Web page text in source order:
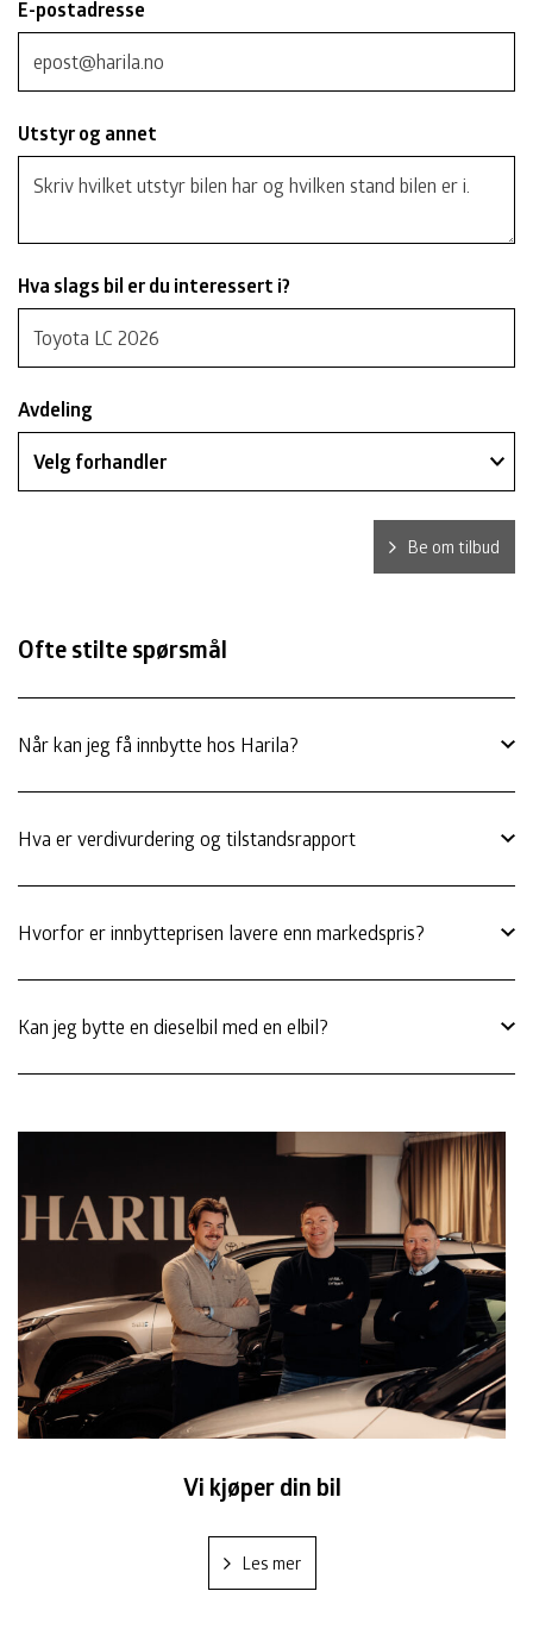
E-postadresse
Utstyr og annet
Hva slags bil er du interessert i?
Avdeling
Be om tilbud
Ofte stilte spørsmål
Når kan jeg få innbytte hos Harila?
Hva er verdivurdering og tilstandsrapport
Hvorfor er innbytteprisen lavere enn markedspris?
Kan jeg bytte en dieselbil med en elbil?
Vi kjøper din bil
Les mer